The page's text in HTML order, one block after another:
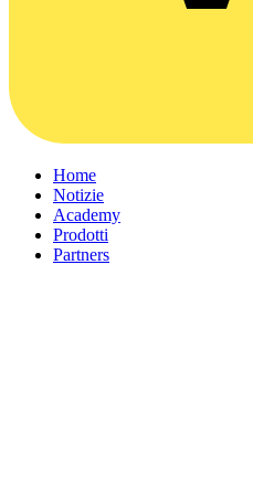
Home
Notizie
Academy
Prodotti
Partners